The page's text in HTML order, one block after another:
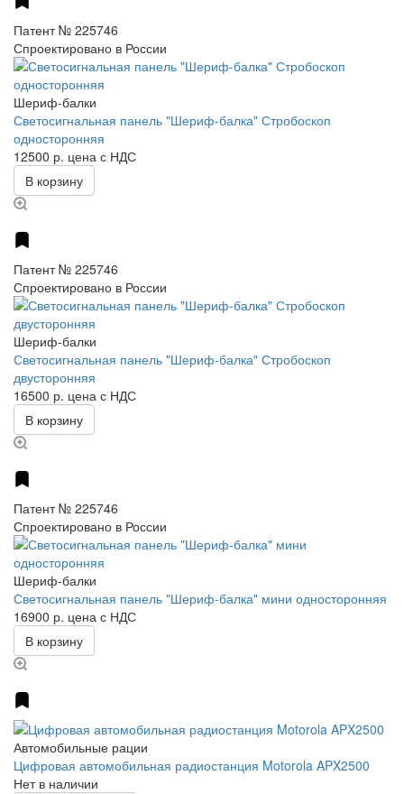
Патент № 225746
Спроектировано в России
Шериф-балки
Светосигнальная панель "Шериф-балка" Стробоскоп
односторонняя
12500 р. цена с НДС
В корзину
Патент № 225746
Спроектировано в России
Шериф-балки
Светосигнальная панель "Шериф-балка" Стробоскоп
двусторонняя
16500 р. цена с НДС
В корзину
Патент № 225746
Спроектировано в России
Шериф-балки
Светосигнальная панель "Шериф-балка" мини односторонняя
16900 р. цена с НДС
В корзину
Автомобильные рации
Цифровая автомобильная радиостанция Motorola APX2500
Нет в наличии